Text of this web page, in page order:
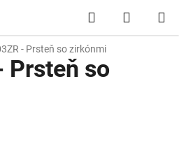
Hľadať
KOŠÍK
- Prsteň so zirkónmi
Prsteň so